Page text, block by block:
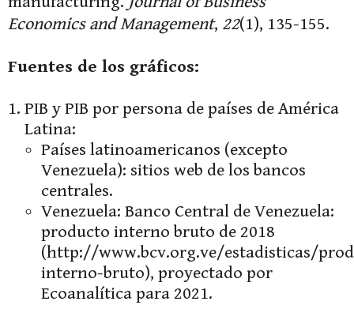
Economics and Management, 22(1), 135-155.
Fuentes de los gráficos:
PIB y PIB por persona de países de América
Latina:
Países latinoamericanos (excepto
Venezuela): sitios web de los bancos
centrales.
Venezuela: Banco Central de Venezuela:
producto interno bruto de 2018
(http://www.bcv.org.ve/estadisticas/
interno-bruto), proyectado por
Ecoanalítica para 2021.